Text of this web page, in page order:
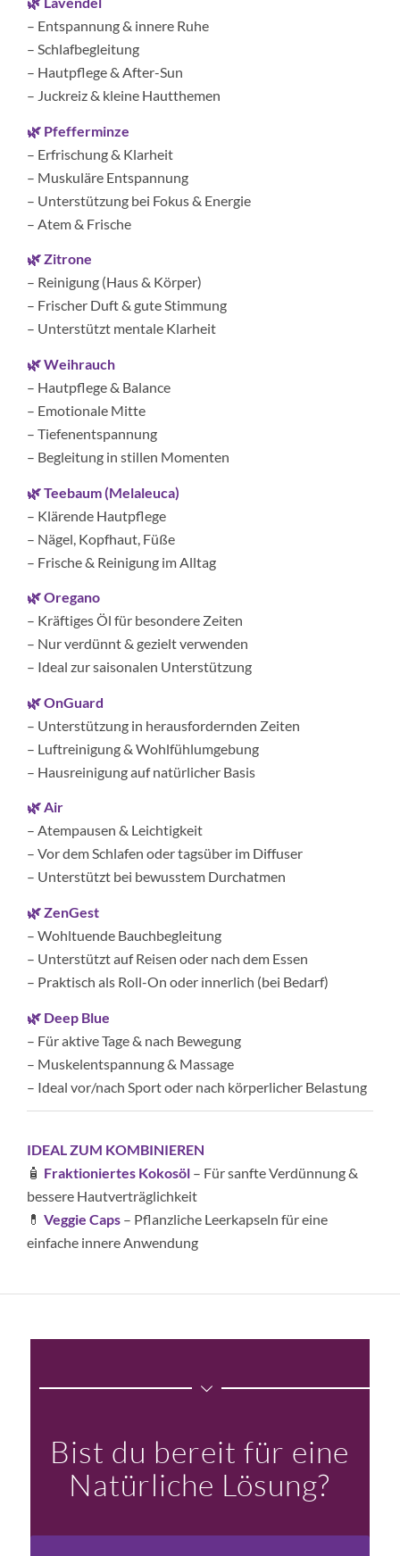
– Entspannung & innere Ruhe
– Schlafbegleitung
– Hautpflege & After-Sun
– Juckreiz & kleine Hautthemen
🌿 Pfefferminze
– Erfrischung & Klarheit
– Muskuläre Entspannung
– Unterstützung bei Fokus & Energie
– Atem & Frische
🌿 Zitrone
– Reinigung (Haus & Körper)
– Frischer Duft & gute Stimmung
– Unterstützt mentale Klarheit
🌿 Weihrauch
– Hautpflege & Balance
– Emotionale Mitte
– Tiefenentspannung
– Begleitung in stillen Momenten
🌿 Teebaum (Melaleuca)
– Klärende Hautpflege
– Nägel, Kopfhaut, Füße
– Frische & Reinigung im Alltag
🌿 Oregano
– Kräftiges Öl für besondere Zeiten
– Nur verdünnt & gezielt verwenden
– Ideal zur saisonalen Unterstützung
🌿 OnGuard
– Unterstützung in herausfordernden Zeiten
– Luftreinigung & Wohlfühlumgebung
– Hausreinigung auf natürlicher Basis
🌿 Air
– Atempausen & Leichtigkeit
– Vor dem Schlafen oder tagsüber im Diffuser
– Unterstützt bei bewusstem Durchatmen
🌿 ZenGest
– Wohltuende Bauchbegleitung
– Unterstützt auf Reisen oder nach dem Essen
– Praktisch als Roll-On oder innerlich (bei Bedarf)
🌿 Deep Blue
– Für aktive Tage & nach Bewegung
– Muskelentspannung & Massage
– Ideal vor/nach Sport oder nach körperlicher Belastung
IDEAL ZUM KOMBINIEREN
🧴 Fraktioniertes Kokosöl – Für sanfte Verdünnung &
bessere Hautverträglichkeit
💊 Veggie Caps – Pflanzliche Leerkapseln für eine
einfache innere Anwendung
Bist du bereit für eine
Natürliche Lösung?